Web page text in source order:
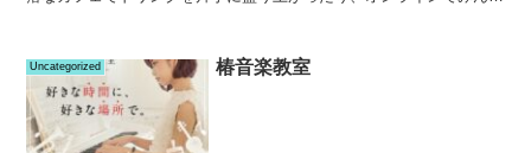
Uncategorized 椿音楽教室